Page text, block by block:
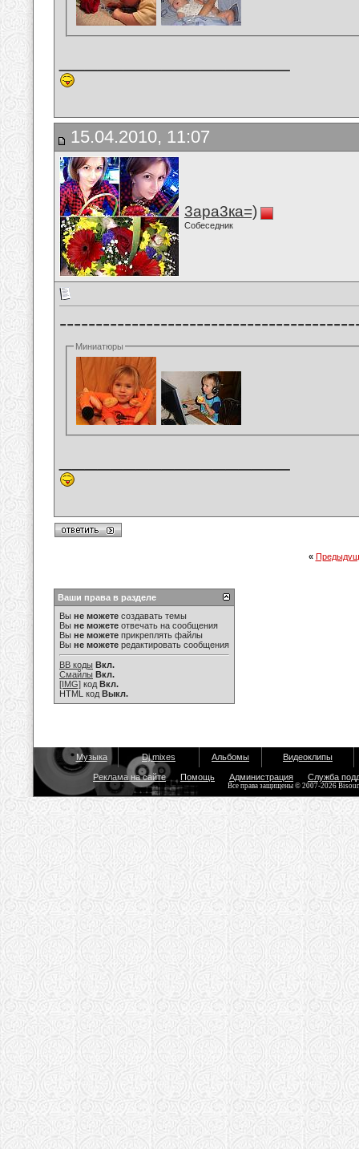
15.04.2010, 11:07
3ара3ка=)
Собеседник
Миниатюры
«
Ваши права в разделе
Вы не можете создавать темы
Вы не можете отвечать на сообщения
Вы не можете прикреплять файлы
Вы не можете редактировать сообщения
BB коды Вкл.
Смайлы Вкл.
[IMG] код Вкл.
HTML код Выкл.
Музыка Dj mixes Альбомы Видеоклипы
Реклама на сайте Помощь Администрация Служба
Все права защищены © 2007-2026